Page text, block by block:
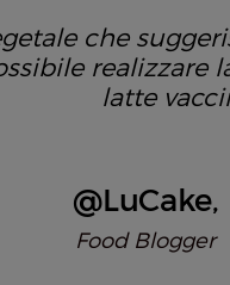
che
realizzare
latte
@LuCake
Food Blogger